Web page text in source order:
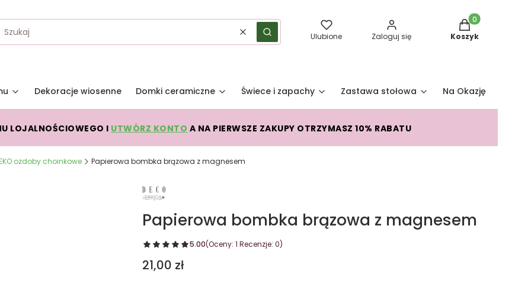
WyczyśćSzukaj Ulubione Zaloguj się
Produkty w
Koszyk
Dekoracje wiosenne Domki ceramiczne Świece i zapachy Zastawa stołowa Na Okazję
LOJALNOŚCIOWEGO I UTWÓRZ KONTO A NA PIERWSZE ZAKUPY OTRZYMASZ 10% RABATU
ozdoby choinkowe Papierowa bombka brązowa z magnesem
Papierowa bombka brązowa z magnesem
5.00(Oceny: 1 Recenzje: 0)
Cena
21,00 zł